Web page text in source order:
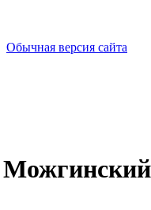
Обычная версия сайта